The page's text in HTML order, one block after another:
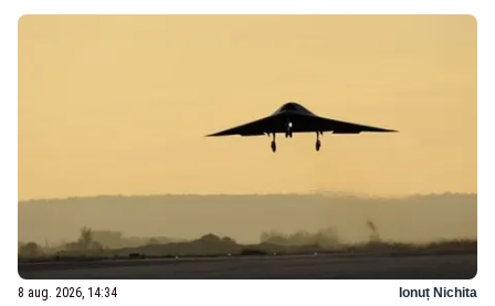
8 aug. 2026, 14:34 Ionuț Nichita